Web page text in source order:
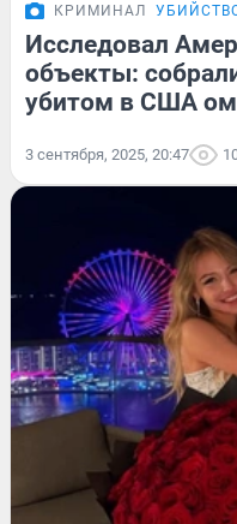
КРИМИНАЛ
Исследовал
объекты:
убитом в США
3 сентября, 2025, 20:47